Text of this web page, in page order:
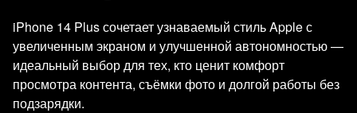
iPhone 14 Plus сочетает узнаваемый стиль Apple с
увеличенным экраном и улучшенной автономностью —
идеальный выбор для тех, кто ценит комфорт
просмотра контента, съёмки фото и долгой работы без
подзарядки.